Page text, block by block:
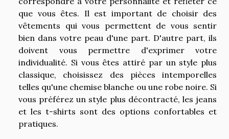
que vous êtes. Il est important de choisir des
vêtements qui vous permettent de vous sentir
bien dans votre peau d'une part. D'autre part, ils
doivent vous permettre d'exprimer votre
individualité. Si vous êtes attiré par un style plus
classique, choisissez des pièces intemporelles
telles qu'une chemise blanche ou une robe noire. Si
vous préférez un style plus décontracté, les jeans
et les t-shirts sont des options confortables et
pratiques.